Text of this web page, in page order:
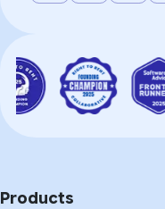
Products